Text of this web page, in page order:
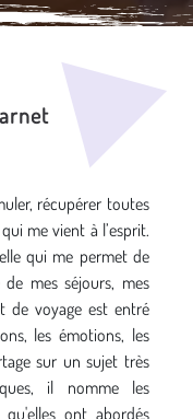
récupérer toutes
me vient à l’esprit.
qui me permet de
mes séjours, mes
de voyage est entré
les émotions, les
sur un sujet très
il nomme les
ont abordés